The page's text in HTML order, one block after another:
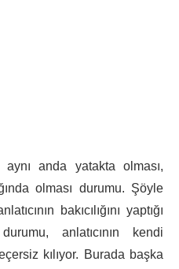
anda yatakta olması,
olması durumu. Şöyle
bakıcılığını yaptığı
anlatıcının kendi
kılıyor. Burada başka